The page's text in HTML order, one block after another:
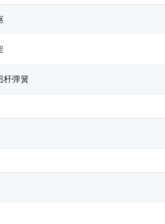
杆弹簧